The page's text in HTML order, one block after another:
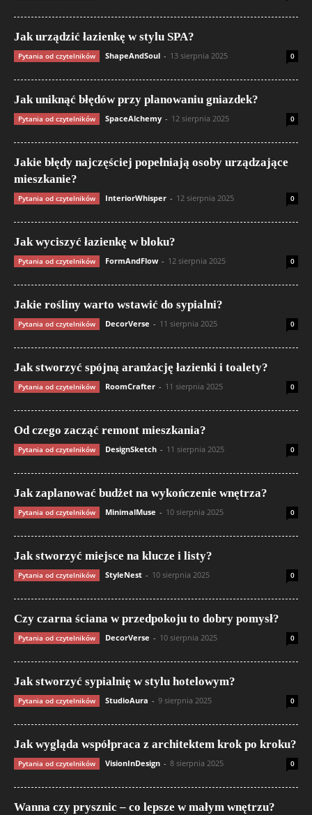
Jak urządzić łazienkę w stylu SPA?
Pytania od czytelników ShapeAndSoul - 13 sierpnia 2025 0
Jak uniknąć błędów przy planowaniu gniazdek?
Pytania od czytelników SpaceAlchemy - 12 sierpnia 2025 0
Jakie błędy najczęściej popełniają osoby urządzające
mieszkanie?
Pytania od czytelników InteriorWhisper - 12 sierpnia 2025 0
Jak wyciszyć łazienkę w bloku?
Pytania od czytelników FormAndFlow - 12 sierpnia 2025 0
Jakie rośliny warto wstawić do sypialni?
Pytania od czytelników DecorVerse - 11 sierpnia 2025 0
Jak stworzyć spójną aranżację łazienki i toalety?
Pytania od czytelników RoomCrafter - 11 sierpnia 2025 0
Od czego zacząć remont mieszkania?
Pytania od czytelników DesignSketch - 11 sierpnia 2025 0
Jak zaplanować budżet na wykończenie wnętrza?
Pytania od czytelników MinimalMuse - 10 sierpnia 2025 0
Jak stworzyć miejsce na klucze i listy?
Pytania od czytelników StyleNest - 10 sierpnia 2025 0
Czy czarna ściana w przedpokoju to dobry pomysł?
Pytania od czytelników DecorVerse - 10 sierpnia 2025 0
Jak stworzyć sypialnię w stylu hotelowym?
Pytania od czytelników StudioAura - 9 sierpnia 2025 0
Jak wygląda współpraca z architektem krok po kroku?
Pytania od czytelników VisionInDesign - 8 sierpnia 2025 0
Wanna czy prysznic – co lepsze w małym wnętrzu?